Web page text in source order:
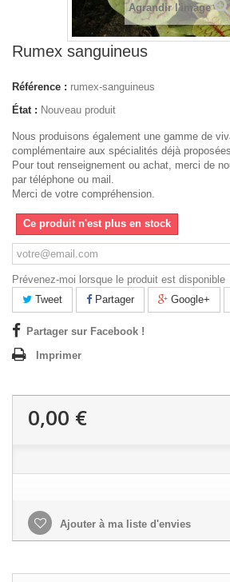
Agrandir l'image
Rumex sanguineus
Référence : rumex-sanguineus
État : Nouveau produit
Nous produisons également une gamme de
complémentaire aux spécialités déjà proposées.
Pour tout renseignement ou achat, merci de
par téléphone ou mail.
Merci de votre compréhension.
Ce produit n'est plus en stock
Prévenez-moi lorsque le produit est disponible
Tweet
Partager Google+
Partager sur Facebook !
Imprimer
0,00 €
Ajouter à ma liste d'envies